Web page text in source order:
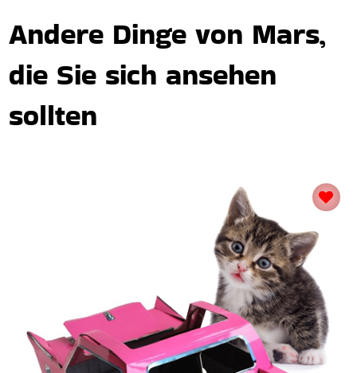
Andere Dinge von Mars,
die Sie sich ansehen
sollten